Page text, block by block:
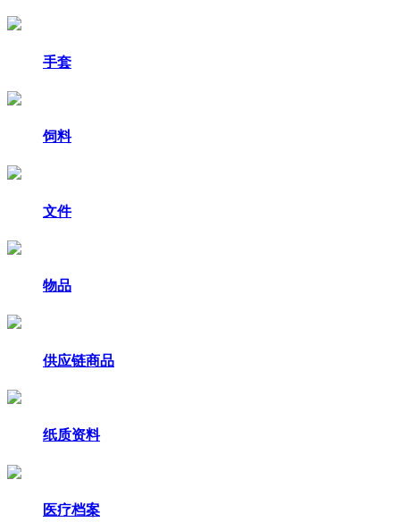
手套
饲料
文件
物品
供应链商品
纸质资料
医疗档案